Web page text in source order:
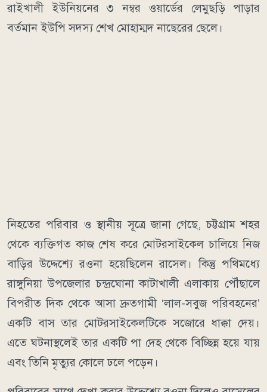
রাইখালী ইউনিয়নের ৩ নম্বর ওয়ার্ডের লেমুছড়ি পাড়ার
বর্তমান ইউপি সদস্য শেখ মোহাম্মদ নাছেরের ছেলে।
নিহতের পরিবার ও স্থানীয় সূত্রে জানা গেছে, চট্টগ্রাম শহর
থেকে ব্যক্তিগত কাজ শেষ করে মোটরসাইকেল চালিয়ে নিজ
বাড়ির উদ্দেশ্যে রওনা হয়েছিলেন রাসেল। কিন্তু পথিমধ্যে
রাঙ্গুনিয়া উপজেলার চন্দ্রঘোনা কাটাখালী এলাকায় পৌঁছালে
বিপরীত দিক থেকে আসা দ্রুতগামী ‘লাল-সবুজ পরিবহনের’
একটি বাস তার মোটরসাইকেলটিকে সজোরে ধাক্কা দেয়।
এতে ঘটনাস্থলেই তার একটি পা দেহ থেকে বিচ্ছিন্ন হয়ে যায়
এবং তিনি মৃত্যুর কোলে ঢলে পড়েন।